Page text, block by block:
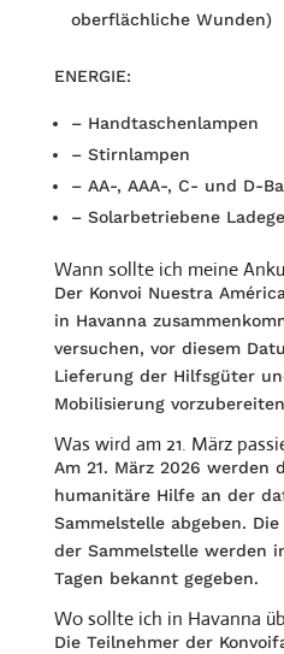
oberflächliche Wunden)
ENERGIE:
– Handtaschenlampen
– Stirnlampen
– AA-, AAA-, C- und D-
– Solarbetriebene
Wann sollte ich meine
Der Konvoi Nuestra
in Havanna
versuchen, vor diesem
Liefer­ung der Hilfsgüter
Mobilisierung
Was wird am 21. März
Am 21. März 2026 werden
humanitäre Hilfe an der
Sammelstelle abgeben.
der Sammel­stelle werden
Tagen bekannt gegeben.
Wo sollte ich in Havanna
Die Teilnehmer der